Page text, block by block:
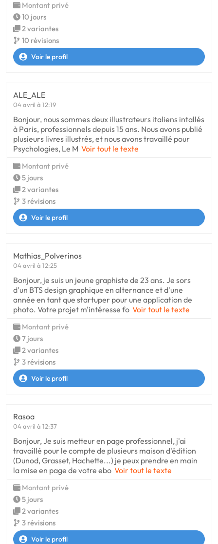
Montant privé
10 jours
2 variantes
10 révisions
Voir le profil
ALE_ALE
04 avril à 12:19
Bonjour, nous sommes deux illustrateurs italiens intallés
à Paris, professionnels depuis 15 ans. Nous avons publié
plusieurs livres illustrés, et nous avons travaillé pour
Psychologies, Le M Voir tout le texte
Montant privé
5 jours
2 variantes
3 révisions
Voir le profil
Mathias_Polverinos
04 avril à 12:25
Bonjour, je suis un jeune graphiste de 23 ans. Je sors
d'un BTS design graphique en alternance et d'une
année en tant que startuper pour une application de
photo. Votre projet m'intéresse fo Voir tout le texte
Montant privé
7 jours
2 variantes
3 révisions
Voir le profil
Rasoa
04 avril à 12:37
Bonjour, Je suis metteur en page professionnel, j'ai
travaillé pour le compte de plusieurs maison d'édition
(Dunod, Grasset, Hachette...) je peux prendre en main
la mise en page de votre ebo Voir tout le texte
Montant privé
5 jours
2 variantes
3 révisions
Voir le profil